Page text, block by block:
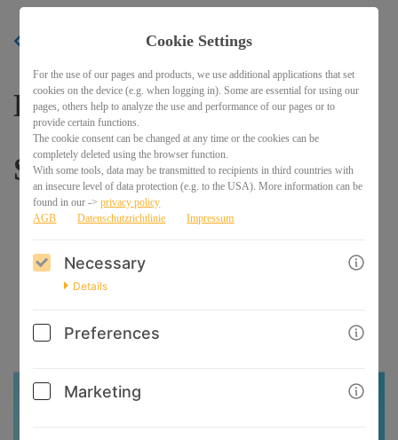
Der große
Schwimmhilfentest
Cookie Settings
For the use of our pages and products, we use additional applications that set
cookies on the device (e.g. when logging in). Some are essential for using our
pages, others help to analyze the use and performance of our pages or to
provide certain functions.
The cookie consent can be changed at any time or the cookies can be
completely deleted using the browser function.
With some tools, data may be transmitted to recipients in third countries with
an insecure level of data protection (e.g. to the USA). More information can be
found in our ->privacy policy
AGB
Datenschutzrichtlinie Impressum
Necessary
Details
Preferences
Marketing